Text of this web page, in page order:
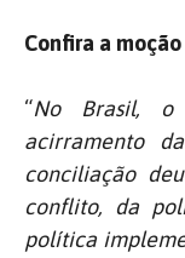
Confira a
“No Brasil,
acirramento
conciliação
conflito, da
política